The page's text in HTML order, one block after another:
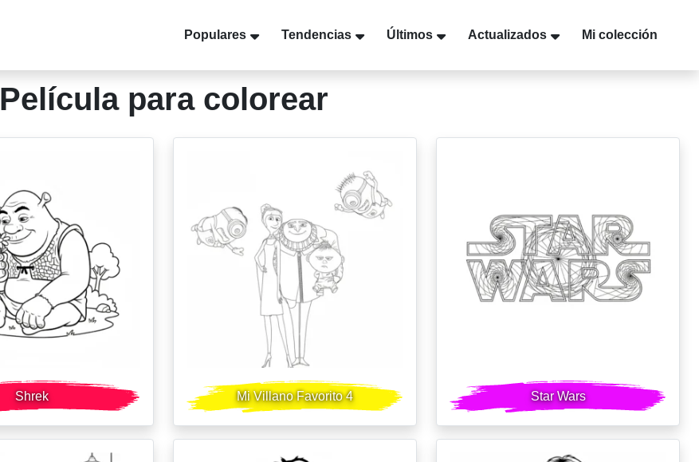
Populares Tendencias Últimos Actualizados Mi colección
Película para colorear
Shrek Mi Villano Favorito 4 Star Wars